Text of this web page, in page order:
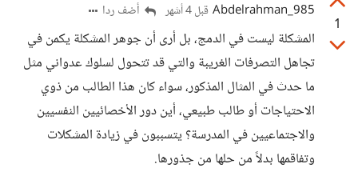
1
Abdelrahman_985 قبل 4 أشهر أضف ردا
المشكلة ليست في الدمج، بل أرى أن جوهر المشكلة يكمن في
تجاهل التصرفات الغريبة والتي قد تتحول لسلوك عدواني مثل
ما حدث في المثال المذكور، سواء كان هذا الطالب من ذوي
الاحتياجات أو طالب طبيعي، أين دور الأخصائيين النفسيين
والاجتماعيين في المدرسة؟ يتسببون في زيادة المشكلات
وتفاقمها بدلاً من حلها من جذورها.